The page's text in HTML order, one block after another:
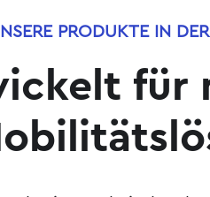
PRODUKTE IN
für